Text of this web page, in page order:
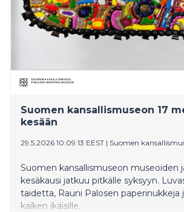
Suomen kansallismuseon 17
kesään
29.5.2026 10:09:13 EEST | Suomen
Suomen kansallismuseon museoiden
kesäkausi jatkuu pitkälle syksyyn.
taidetta, Rauni Palosen paperinukkeja
kaiken ikäisille.